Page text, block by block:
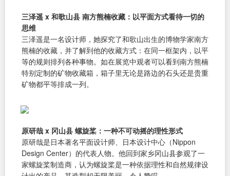
三泽遥 x 和歌山县 南方熊楠收藏：以平面方式看待一切的
思维
三泽遥是一名设计师，她探究了和歌山出生的博物学家南方
熊楠的收藏，并了解到他的收藏方式：在同一框架内，以平
等的规则排列各种事物。如在展览中观者可以看到南方熊楠
特别定制的矿物收藏箱，箱子里无论是路边的石头还是贵重
矿物都平等排成一列。
原研哉 x 冈山县 螺旋桨：一种不可动摇的理性形式
原研哉是日本著名平面设计师、日本设计中心（Nippon
Design Center）的代表人物。他回到家乡冈山县参观了一
家螺旋桨制造商，认为螺旋桨是一种依据理性和自然规律设